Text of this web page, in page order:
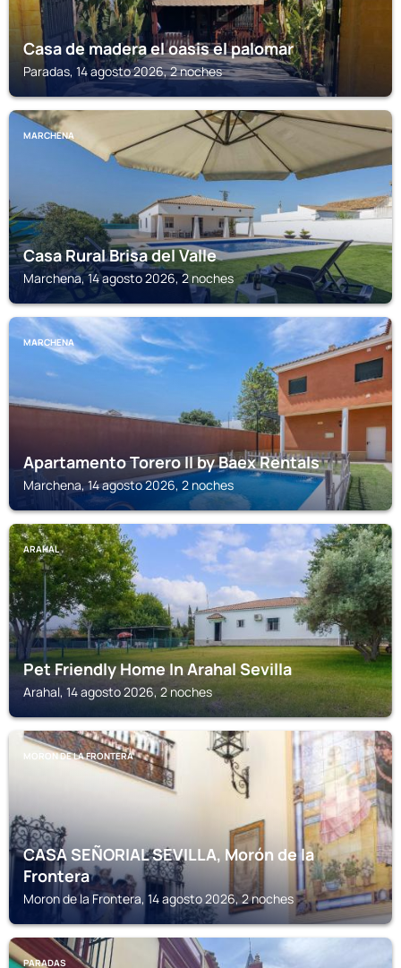
Casa de madera el oasis el palomar
Paradas, 14 agosto 2026, 2 noches
MARCHENA
Casa Rural Brisa del Valle
Marchena, 14 agosto 2026, 2 noches
MARCHENA
Apartamento Torero II by Baex Rentals
Marchena, 14 agosto 2026, 2 noches
ARAHAL
Pet Friendly Home In Arahal Sevilla
Arahal, 14 agosto 2026, 2 noches
MORON DE LA FRONTERA
CASA SEÑORIAL SEVILLA, Morón de la
Frontera
Moron de la Frontera, 14 agosto 2026, 2 noches
PARADAS